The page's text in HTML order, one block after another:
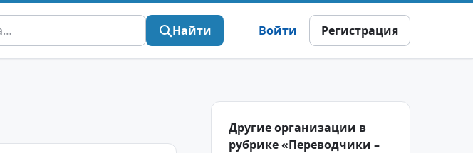
Найти Войти Регистрация
Другие организации в
рубрике «Переводчики –